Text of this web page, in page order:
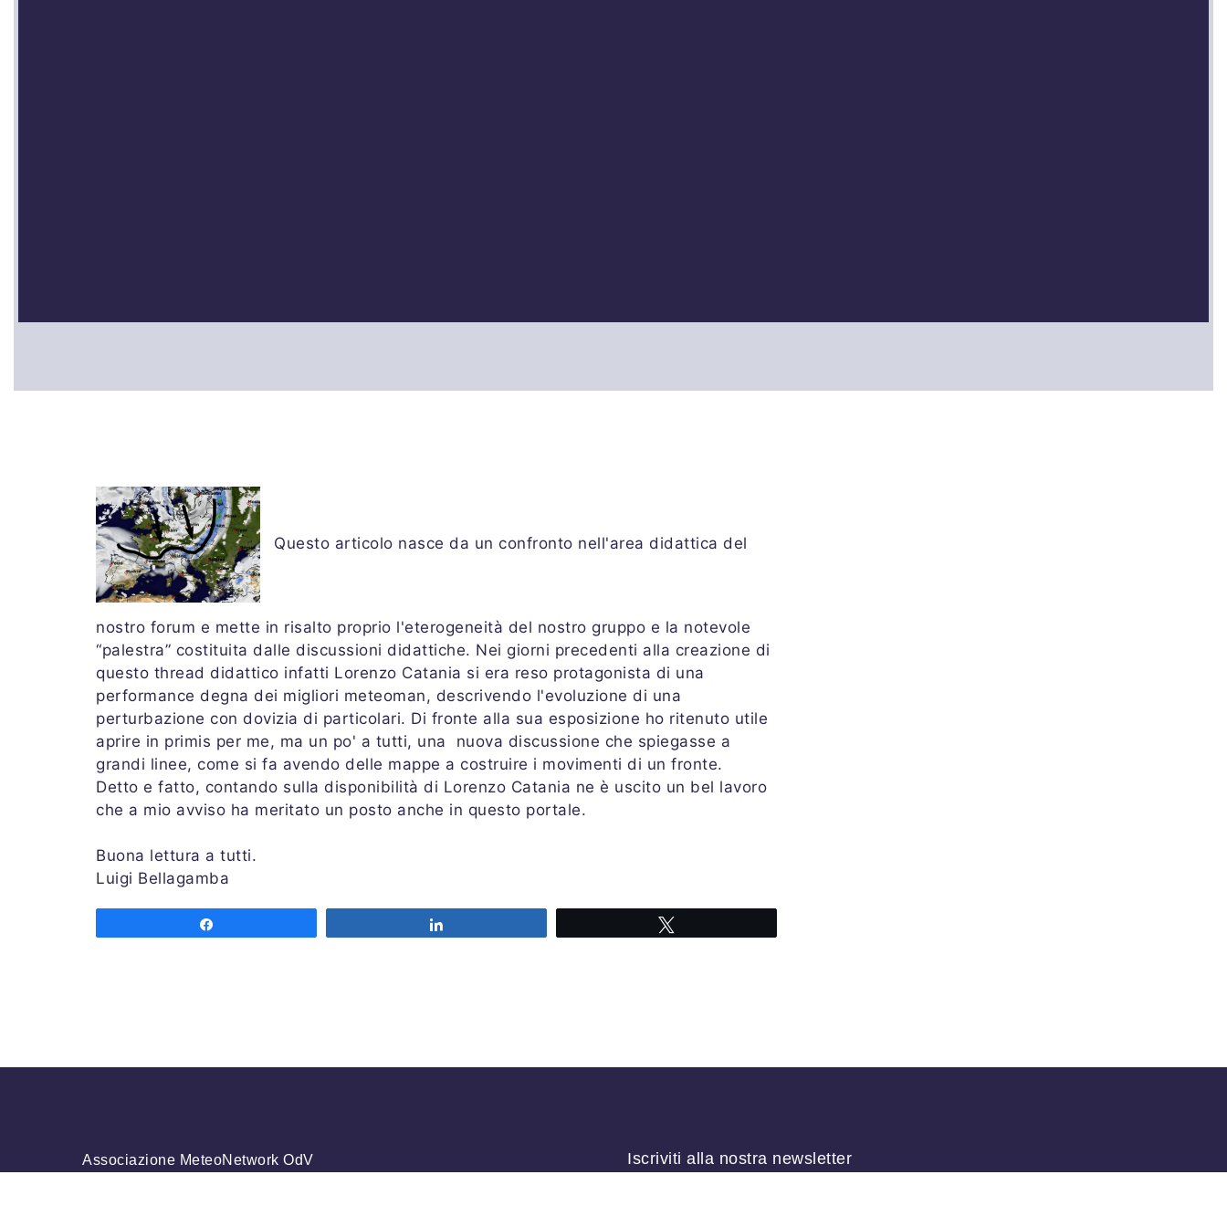
Questo articolo nasce da un confronto nell'area didattica del
nostro forum e mette in risalto proprio l'eterogeneità del nostro gruppo e la notevole
“palestra” costituita dalle discussioni didattiche. Nei giorni precedenti alla creazione di
questo thread didattico infatti Lorenzo Catania si era reso protagonista di una
performance degna dei migliori meteoman, descrivendo l'evoluzione di una
perturbazione con dovizia di particolari. Di fronte alla sua esposizione ho ritenuto utile
aprire in primis per me, ma un po' a tutti, una nuova discussione che spiegasse a
grandi linee, come si fa avendo delle mappe a costruire i movimenti di un fronte.
Detto e fatto, contando sulla disponibilità di Lorenzo Catania ne è uscito un bel lavoro
che a mio avviso ha meritato un posto anche in questo portale.
Buona lettura a tutti.
Luigi Bellagamba
Associazione MeteoNetwork OdV
Iscriviti alla nostra newsletter